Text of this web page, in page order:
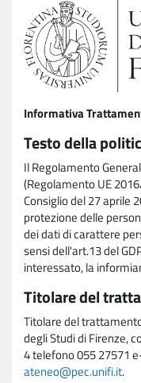
Informativa
Testo della
Il Regolamento
(Regolamento UE
Consiglio del 27 aprile
protezione delle
dei dati di carattere
sensi dell'art.13 del
interessato, la
Titolare del
Titolare del
degli Studi di Firenze,
4 telefono 055 27571
ateneo@pec.unifi.it.